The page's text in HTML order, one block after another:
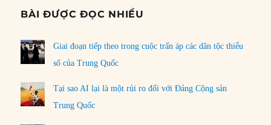
BÀI ĐƯỢC ĐỌC NHIỀU
Giai đoạn tiếp theo trong cuộc trấn áp các dân tộc thiểu
số của Trung Quốc
Tại sao AI lại là một rủi ro đối với Đảng Cộng sản
Trung Quốc